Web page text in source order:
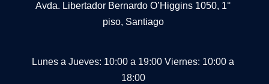
Avda. Libertador Bernardo O’Higgins 1050, 1°
piso, Santiago
Lunes a Jueves: 10:00 a 19:00 Viernes: 10:00 a
18:00